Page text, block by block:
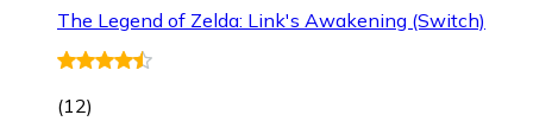
The Legend of Zelda: Link's Awakening (Switch)
(12)